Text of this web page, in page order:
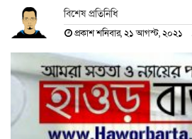
বিশেষ প্রতিনিধি
প্রকাশ শনিবার, ২১ আগস্ট, ২০২১